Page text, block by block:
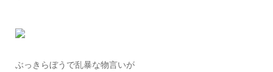
ぶっきらぼうで乱暴な物言いが